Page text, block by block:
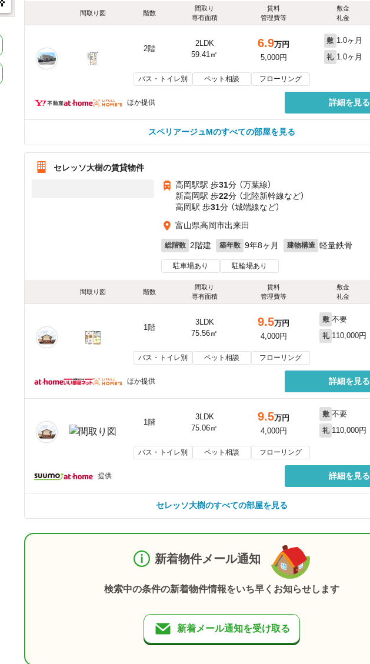
間取り図 階数
間取り
専有面積
賃料
管理費等
敷金
礼金
2階
2LDK
59.41㎡
6.9万円
5,000円
敷 1.0ヶ月
礼 1.0ヶ月
バス・トイレ別 ペット相談 フローリング
ほか提供 詳細を見る
スペリアージュMのすべての部屋を見る
セレッソ大樹の賃貸物件
高岡駅駅 歩31分 （万葉線）
新高岡駅 歩22分 （北陸新幹線など）
高岡駅 歩31分 （城端線など）
富山県高岡市出来田
総階数 2階建 築年数 9年8ヶ月 建物構造 軽量鉄骨
駐車場あり 駐輪場あり
間取り図 階数
間取り
専有面積
賃料
管理費等
敷金
礼金
1階
3LDK
75.56㎡
9.5万円
4,000円
敷 不要
礼 110,000円
バス・トイレ別 ペット相談 フローリング
ほか提供 詳細を見る
1階
3LDK
75.06㎡
9.5万円
4,000円
敷 不要
礼 110,000円
バス・トイレ別 ペット相談 フローリング
提供 詳細を見る
セレッソ大樹のすべての部屋を見る
新着物件メール通知
検索中の条件の新着物件情報をいち早くお知らせします
新着メール通知を受け取る